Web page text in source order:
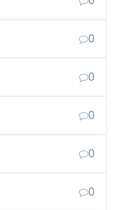
0
0
0
0
0